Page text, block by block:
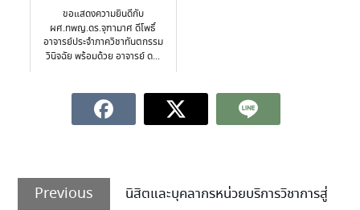
ขอแสดงความยินดีกับ
ผศ.ทพญ.ดร.จุฑามาศ ดีโพธิ์
อาจารย์ประจำภาควิชาทันตกรรม
วินิจฉัย พร้อมด้วย อาจารย์ ด...
Previous
นิสิตและบุคลากรหน่วยบริการวิชาการสู่